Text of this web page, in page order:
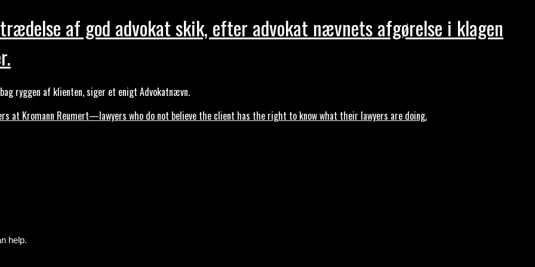
af god advokat skik, efter advokat nævnets afgørelse i klagen
ryggen af klienten, siger et enigt Advokatnævn.
at Kromann Reumert—lawyers who do not believe the client has the right to know what their lawyers are doing.
help.